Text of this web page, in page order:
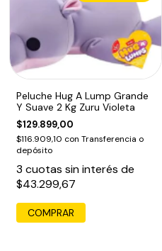
Peluche Hug A Lump Grande
Y Suave 2 Kg Zuru Violeta
$129.899,00
$116.909,10 con Transferencia o
depósito
3 cuotas sin interés de
$43.299,67